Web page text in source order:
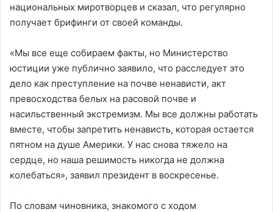
национальных миротворцев и сказал, что регулярно
получает брифинги от своей команды.
«Мы все еще собираем факты, но Министерство
юстиции уже публично заявило, что расследует это
дело как преступление на почве ненависти, акт
превосходства белых на расовой почве и
насильственный экстремизм. Мы все должны работать
вместе, чтобы запретить ненависть, которая остается
пятном на душе Америки. У нас снова тяжело на
сердце, но наша решимость никогда не должна
колебаться», заявил президент в воскресенье.
По словам чиновника, знакомого с ходом